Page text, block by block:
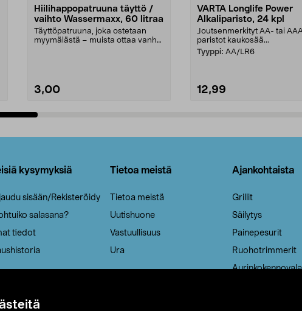
Hiilihappopatruuna täyttö /
vaihto Wassermaxx, 60 litraa
Täyttöpatruuna, joka ostetaan
myymälästä – muista ottaa vanha
3,00
VARTA Longlife Power
Alkaliparisto, 24 kpl
Joutsenmerkityt AA- tai
paristot kaukosää...
Tyyppi: AA/LR6
12,99
kysymyksiä
sisään/Rekisteröidy
salasana?
tiedot
Tietoa meistä
Tietoa meistä
Uutishuone
Vastuullisuus
Ura
Ajankohtaista
Grillit
Säilytys
Painepesurit
Ruohotrimmerit